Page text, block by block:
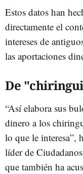
Estos datos han
directamente el
intereses de
las aportaciones
De
“Así elabora sus
dinero a los
lo que le interesa”,
líder de
que también ha